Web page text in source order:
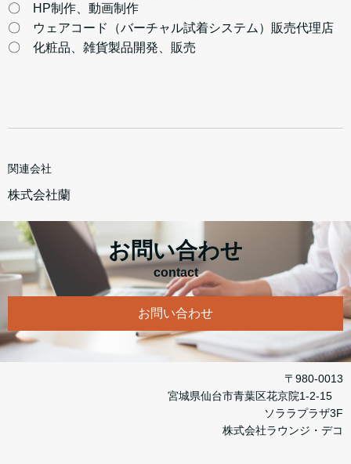
〇 HP制作、動画制作
〇 ウェアコード（バーチャル試着システム）販売代理店
〇 化粧品、雑貨製品開発、販売
関連会社
株式会社蘭
お問い合わせ
contact
お問い合わせ
〒980-0013
宮城県仙台市青葉区花京院1-2-15
ソララプラザ3F
株式会社ラウンジ・デコ